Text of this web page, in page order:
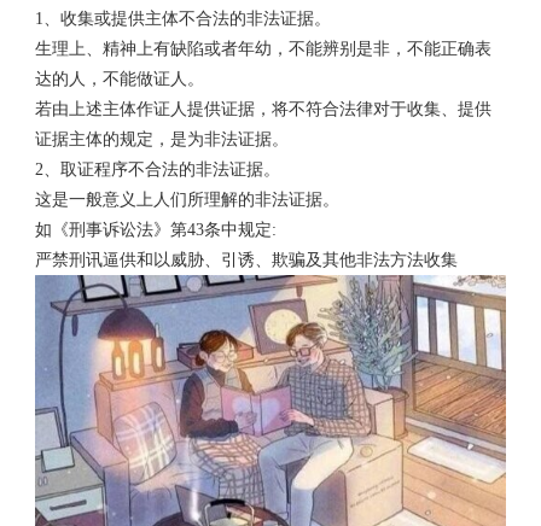
1、收集或提供主体不合法的非法证据。
生理上、精神上有缺陷或者年幼，不能辨别是非，不能正确表
达的人，不能做证人。
若由上述主体作证人提供证据，将不符合法律对于收集、提供
证据主体的规定，是为非法证据。
2、取证程序不合法的非法证据。
这是一般意义上人们所理解的非法证据。
如《刑事诉讼法》第43条中规定:
严禁刑讯逼供和以威胁、引诱、欺骗及其他非法方法收集